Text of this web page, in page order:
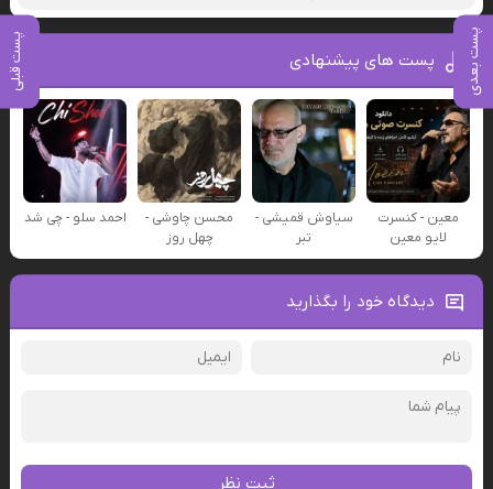
پست بعدی پست قبلی پست های پیشنهادی
معین - کنسرت
لایو معین
سیاوش قمیشی -
تبر
محسن چاوشی -
چهل روز
احمد سلو - چی شد
دیدگاه خود را بگذارید
ثبت نظر